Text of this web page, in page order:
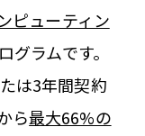
ピューティン
グラムです。
は3年間契約
ら最大66%の